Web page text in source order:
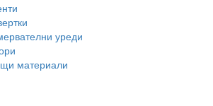
уреди
материали